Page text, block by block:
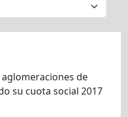
de
su cuota social 2017